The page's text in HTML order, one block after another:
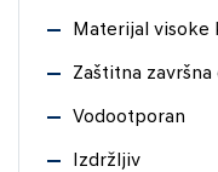
Materijal visoke
Zaštitna završna
Vodootporan
Izdržljiv